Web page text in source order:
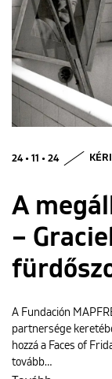
24 • 11 • 24
A
–
A Fundación
partnersége
hozzá a Faces of
tovább…